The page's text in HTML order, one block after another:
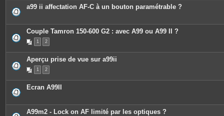
a99 ii affectation AF-C à un bouton paramétrable ?
Couple Tamron 150-600 G2 : avec A99 ou A99 II ?
1 2
Aperçu prise de vue sur a99ii
1 2
Ecran A99II
A99m2 - Lock on AF limité par les optiques ?